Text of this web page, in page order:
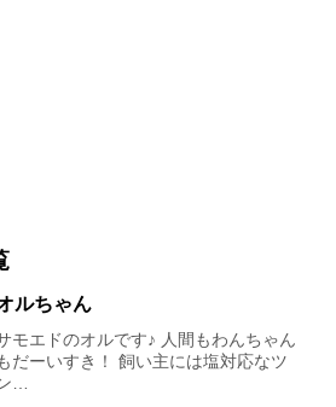
ルちゃん
モエドのオルです♪ 人間もわんちゃん
だーいすき！ 飼い主には塩対応なツ
…